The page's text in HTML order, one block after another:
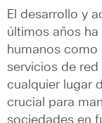
El desarrollo y
últimos años
humanos como
servicios de
cualquier lugar
crucial para
sociedades en